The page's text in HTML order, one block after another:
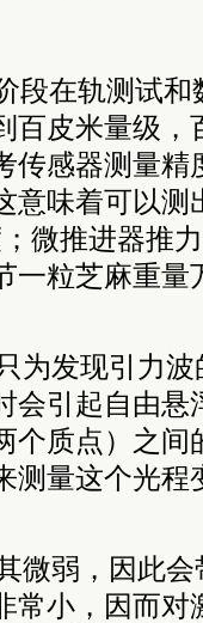
段在轨测试
百皮米量级，
传感器测量精
意味着可以测
微推进器推
一粒芝麻重量
为发现引力
会引起自由悬
个质点）之
测量这个光程
微弱，因此
常小，因而对